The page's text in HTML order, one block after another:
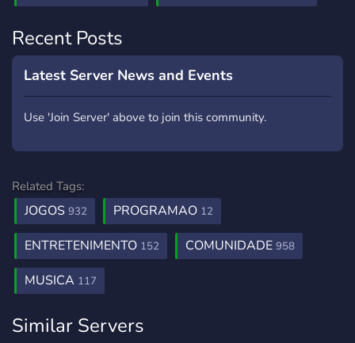
Recent Posts
Latest Server News and Events
Use 'Join Server' above to join this community.
Related Tags:
JOGOS 932 PROGRAMAO 12
ENTRETENIMENTO 152 COMUNIDADE 958
MUSICA 117
Similar Servers